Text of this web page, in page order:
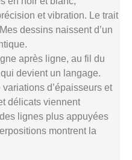
et vibration. Le trait
dessins naissent d’un
après ligne, au fil du
devient un langage.
d’épaisseurs et
délicats viennent
lignes plus appuyées
montrent la